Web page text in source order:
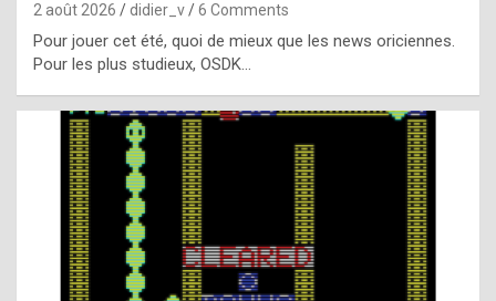
u
l
y
d
2 août 2026 didier_v 6 Comments
Pour jouer cet été, quoi de mieux que les news oriciennes.
Pour les plus studieux, OSDK…